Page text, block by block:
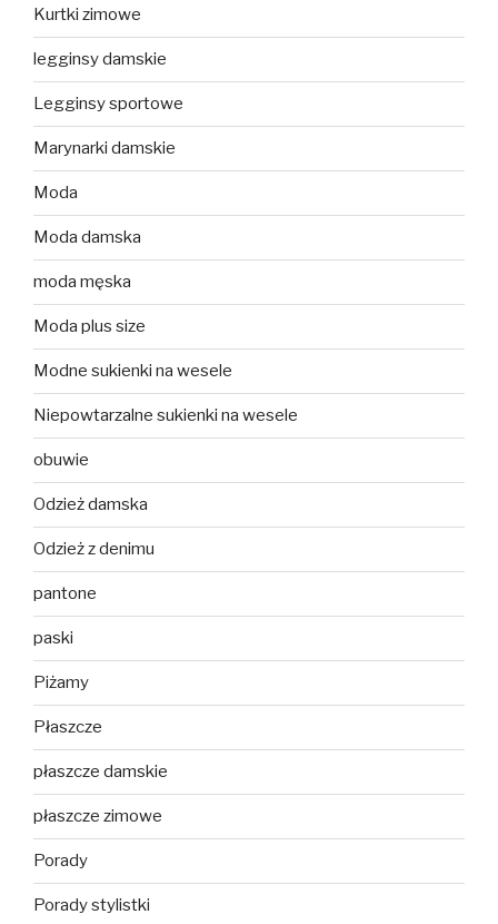
Kurtki zimowe
legginsy damskie
Legginsy sportowe
Marynarki damskie
Moda
Moda damska
moda męska
Moda plus size
Modne sukienki na wesele
Niepowtarzalne sukienki na wesele
obuwie
Odzież damska
Odzież z denimu
pantone
paski
Piżamy
Płaszcze
płaszcze damskie
płaszcze zimowe
Porady
Porady stylistki